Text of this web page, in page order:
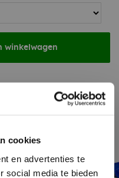
cookies
en advertenties te
social media te bieden
winkelwagen